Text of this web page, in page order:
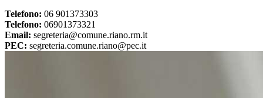
Telefono: 06 901373303
Telefono: 06901373321
Email: segreteria@comune.riano.rm.it
PEC: segreteria.comune.riano@pec.it